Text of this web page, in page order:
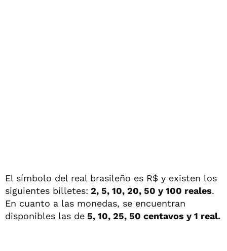
El símbolo del real brasileño es R$ y existen los
siguientes billetes: 2, 5, 10, 20, 50 y 100 reales.
En cuanto a las monedas, se encuentran
disponibles las de 5, 10, 25, 50 centavos y 1 real.